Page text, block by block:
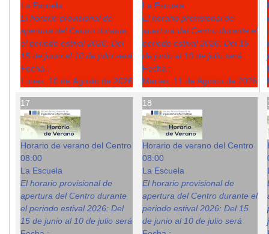
La Escuela
El horario provisional de
apertura del Centro durante
el periodo estival 2026: Del
15 de junio al 10 de julio será
Fecha :
Lunes, 10 de Agosto de 2026
La Escuela
El horario provisional de
apertura del Centro durante el
periodo estival 2026: Del 15
de junio al 10 de julio será
Fecha :
Martes, 11 de Agosto de 2026
17
Horario de verano del Centro
08:00
La Escuela
El horario provisional de
apertura del Centro durante
el periodo estival 2026: Del
15 de junio al 10 de julio será
18
Horario de verano del Centro
08:00
La Escuela
El horario provisional de
apertura del Centro durante el
periodo estival 2026: Del 15
de junio al 10 de julio será